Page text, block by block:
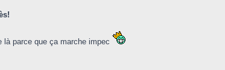
là parce que ça marche impec